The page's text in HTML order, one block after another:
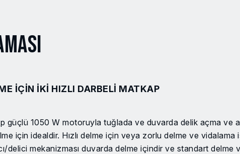
IÇIN IKI HIZLI DARBELI MATKAP
güçlü 1050 W motoruyla tuğlada ve duvarda delik açma ve
için idealdir. Hızlı delme için veya zorlu delme ve
delici mekanizması duvarda delme içindir ve standart delme